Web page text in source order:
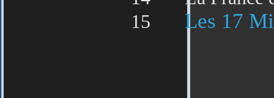
15 Les 17